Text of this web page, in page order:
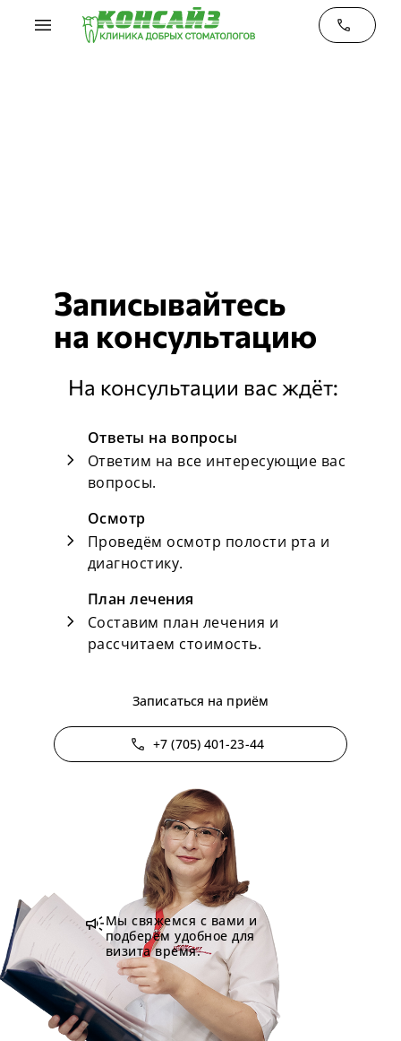
menu phone
Записывайтесь
на консультацию
На консультации вас ждёт:
chevron_right
Ответы на вопросы
Ответим на все интересующие вас
вопросы.
chevron_right
Осмотр
Проведём осмотр полости рта и
диагностику.
chevron_right
План лечения
Составим план лечения и
рассчитаем стоимость.
Записаться на приём
phone +7 (705) 401-23-44
campaignМы свяжемся с вами и
подберём удобное для
визита время.